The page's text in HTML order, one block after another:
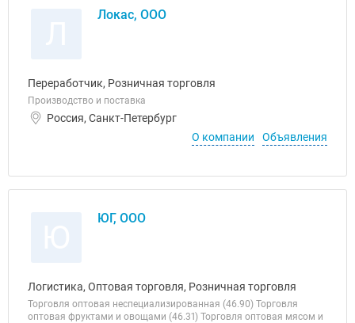
Локас, ООО
Переработчик, Розничная торговля
Производство и поставка
Россия, Санкт-Петербург
О компании
Объявления
ЮГ, ООО
Логистика, Оптовая торговля, Розничная торговля
Торговля оптовая неспециализированная (46.90) Торговля
оптовая фруктами и овощами (46.31) Торговля оптовая мясом и